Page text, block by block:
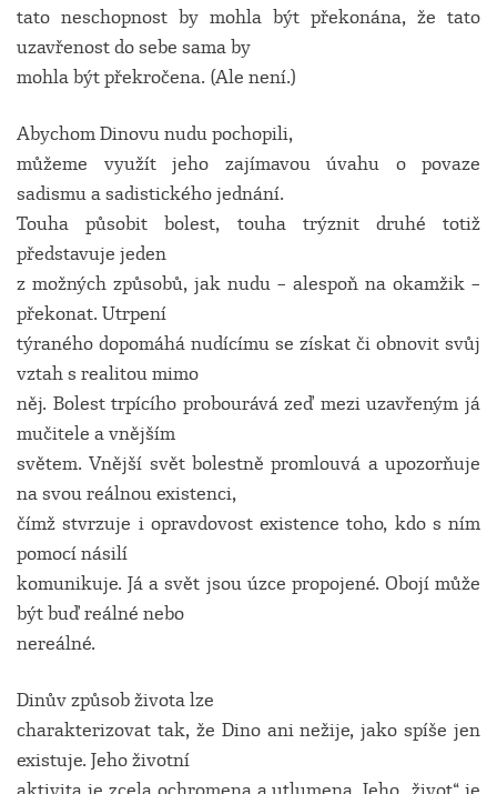
tato neschopnost by mohla být překonána, že tato
uzavřenost do sebe sama by
mohla být překročena. (Ale není.)
Abychom Dinovu nudu pochopili,
můžeme využít jeho zajímavou úvahu o povaze
sadismu a sadistického jednání.
Touha působit bolest, touha trýznit druhé totiž
představuje jeden
z možných způsobů, jak nudu – alespoň na okamžik –
překonat. Utrpení
týraného dopomáhá nudícímu se získat či obnovit svůj
vztah s realitou mimo
něj. Bolest trpícího probourává zeď mezi uzavřeným já
mučitele a vnějším
světem. Vnější svět bolestně promlouvá a upozorňuje
na svou reálnou existenci,
čímž stvrzuje i opravdovost existence toho, kdo s ním
pomocí násilí
komunikuje. Já a svět jsou úzce propojené. Obojí může
být buď reálné nebo
nereálné.
Dinův způsob života lze
charakterizovat tak, že Dino ani nežije, jako spíše jen
existuje. Jeho životní